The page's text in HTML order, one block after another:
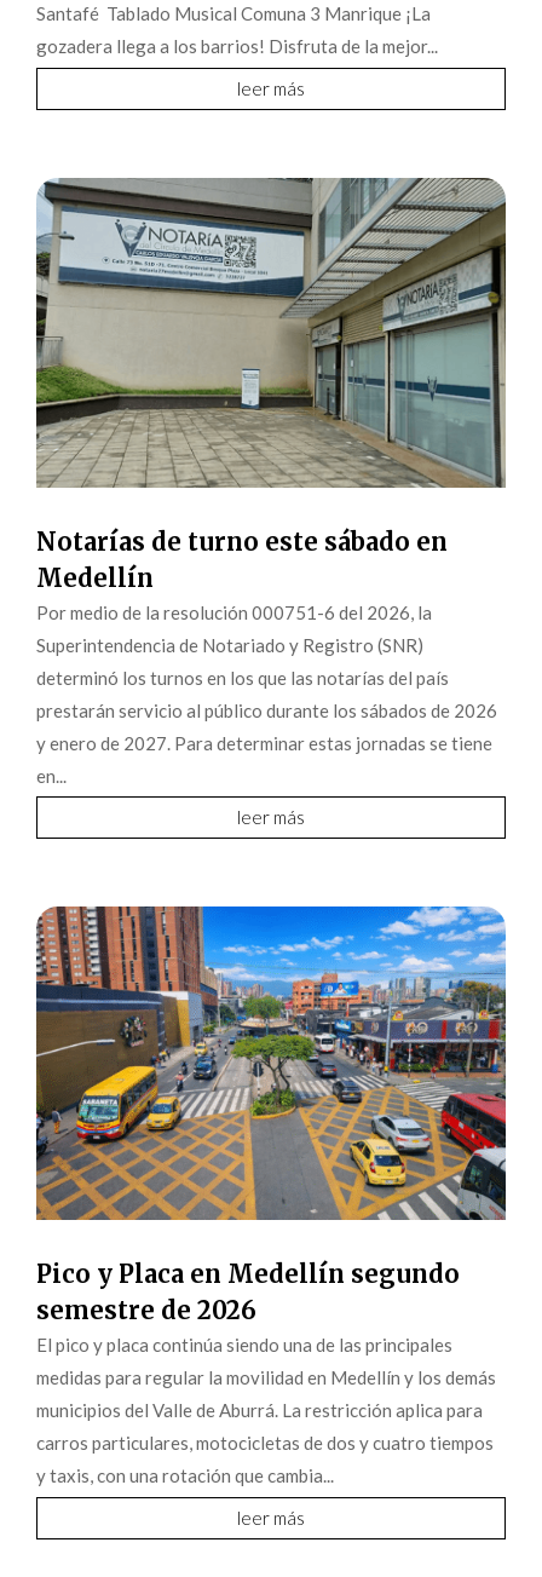
Santafé Tablado Musical Comuna 3 Manrique ¡La
gozadera llega a los barrios! Disfruta de la mejor...
leer más
Notarías de turno este sábado en
Medellín
Por medio de la resolución 000751-6 del 2026, la
Superintendencia de Notariado y Registro (SNR)
determinó los turnos en los que las notarías del país
prestarán servicio al público durante los sábados de 2026
y enero de 2027. Para determinar estas jornadas se tiene
en...
leer más
Pico y Placa en Medellín segundo
semestre de 2026
El pico y placa continúa siendo una de las principales
medidas para regular la movilidad en Medellín y los demás
municipios del Valle de Aburrá. La restricción aplica para
carros particulares, motocicletas de dos y cuatro tiempos
y taxis, con una rotación que cambia...
leer más